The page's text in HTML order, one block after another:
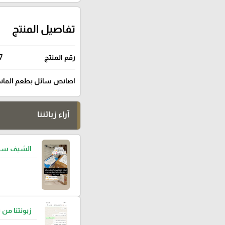
تفاصيل المنتج
رقم المنتج
اصانص سائل بطعم المانجا بحجم 1 لتر يستعمل في صناعة المشروبات
آراء زبائننا
الشيف
زبونتنا